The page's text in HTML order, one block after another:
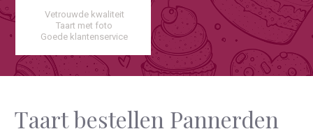
Vetrouwde kwaliteit
Taart met foto
Goede klantenservice
Taart bestellen Pannerden